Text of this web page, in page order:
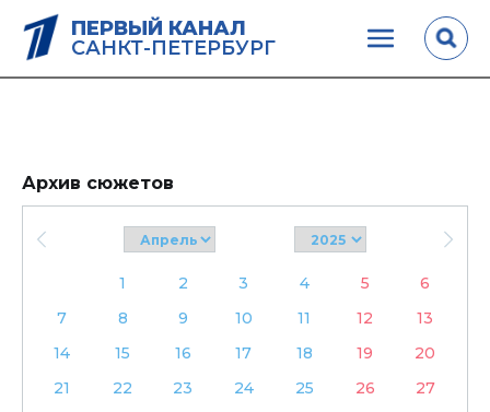
ПЕРВЫЙ КАНАЛ
САНКТ-ПЕТЕРБУРГ
Архив сюжетов
1 2 3 4 5
6
7
8 9 10 11 12
13
14
15 16 17 18 19
20
21
22 23 24 25 26
27